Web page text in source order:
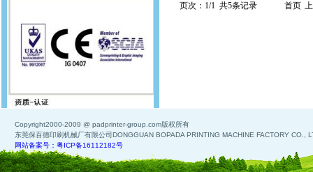
页次：1/1 共5条记录
首页
Copyright2000-2009 @ padprinter-group.com版权所有
东莞保百德印刷机械厂有限公司DONGGUAN BOPADA PRINTING MACHINE FACTORY CO.,
网站备案号：粤ICP备16112182号